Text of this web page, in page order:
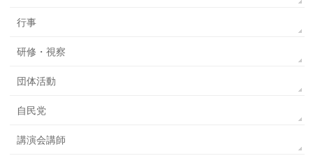
行事
研修・視察
団体活動
自民党
講演会講師